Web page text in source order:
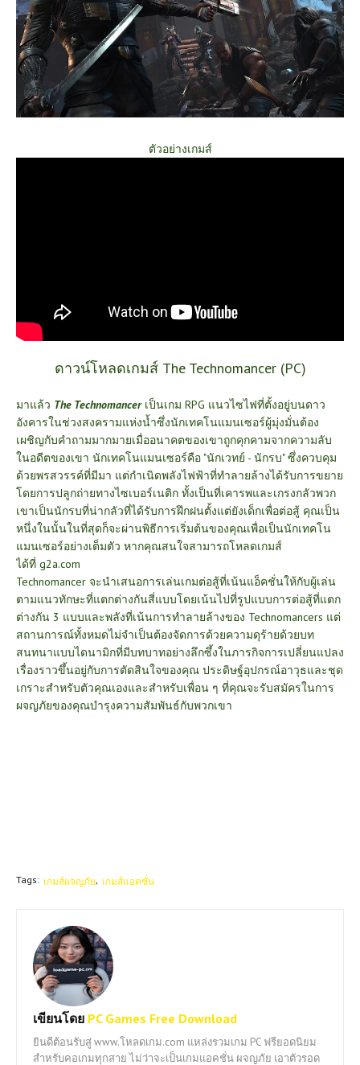
ตัวอย่างเกมส์
ดาวน์โหลดเกมส์ The Technomancer (PC)
มาแล้ว The Technomancerเป็นเกม RPG แนวไซไฟที่ตั้งอยู่บนดาว
อังคารในช่วงสงครามแห่งน้ำซึ่งนักเทคโนแมนเซอร์ผู้มุ่งมั่นต้อง
เผชิญกับคำถามมากมายเมื่ออนาคตของเขาถูกคุกคามจากความลับ
ในอดีตของเขา นักเทคโนแมนเซอร์คือ "นักเวทย์ - นักรบ" ซึ่งควบคุม
ด้วยพรสวรรค์ที่มีมา แต่กำเนิดพลังไฟฟ้าที่ทำลายล้างได้รับการขยาย
โดยการปลูกถ่ายทางไซเบอร์เนติก ทั้งเป็นที่เคารพและเกรงกลัวพวก
เขาเป็นนักรบที่น่ากลัวที่ได้รับการฝึกฝนตั้งแต่ยังเด็กเพื่อต่อสู้ คุณเป็น
หนึ่งในนั้นในที่สุดก็จะผ่านพิธีการเริ่มต้นของคุณเพื่อเป็นนักเทคโน
แมนเซอร์อย่างเต็มตัว หากคุณสนใจสามารถโหลดเกมส์
ได้ที่ g2a.com
Technomancer จะนำเสนอการเล่นเกมต่อสู้ที่เน้นแอ็คชั่นให้กับผู้เล่น
ตามแนวทักษะที่แตกต่างกันสี่แบบโดยเน้นไปที่รูปแบบการต่อสู้ที่แตก
ต่างกัน 3 แบบและพลังที่เน้นการทำลายล้างของ Technomancers แต่
สถานการณ์ทั้งหมดไม่จำเป็นต้องจัดการด้วยความดุร้ายด้วยบท
สนทนาแบบไดนามิกที่มีบทบาทอย่างลึกซึ้งในภารกิจการเปลี่ยนแปลง
เรื่องราวขึ้นอยู่กับการตัดสินใจของคุณ ประดิษฐ์อุปกรณ์อาวุธและชุด
เกราะสำหรับตัวคุณเองและสำหรับเพื่อน ๆ ที่คุณจะรับสมัครในการ
ผจญภัยของคุณบำรุงความสัมพันธ์กับพวกเขา
Tags: เกมส์ผจญภัย เกมส์แอคชั่น
เขียนโดย PC Games Free Download
ยินดีต้อนรับสู่ www.โหลดเกม.com แหล่งรวมเกม PC ฟรียอดนิยม
สำหรับคอเกมทุกสาย ไม่ว่าจะเป็นเกมแอคชั่น ผจญภัย เอาตัวรอด